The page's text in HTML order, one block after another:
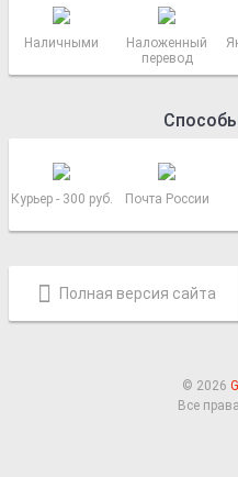
Наличными
Наложенный
перевод
Курьер - 300 руб. Почта России
Полная версия сайта
© 2026
Все